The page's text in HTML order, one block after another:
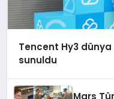
Tencent Hy3
sunuldu
Mars